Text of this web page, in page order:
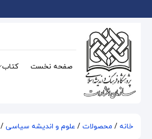
صفحه نخست کتاب
خانه / محصولات / علوم و اندیشه سیاسی /